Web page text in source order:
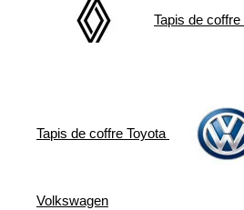
Tapis de coffre
Tapis de coffre Toyota
Volkswagen